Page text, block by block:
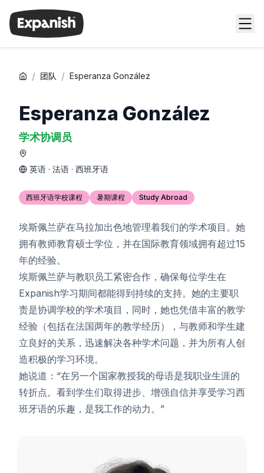
/ 团队 / Esperanza González
Esperanza González
学术协调员
英语 · 法语 · 西班牙语
西班牙语学校课程 暑期课程 Study Abroad
埃斯佩兰萨在马拉加出色地管理着我们的学术项目。她
拥有教师教育硕士学位，并在国际教育领域拥有超过15
年的经验。
埃斯佩兰萨与教职员工紧密合作，确保每位学生在
Expanish学习期间都能得到持续的支持。她的主要职
责是协调学校的学术项目，同时，她也凭借丰富的教学
经验（包括在法国两年的教学经历），与教师和学生建
立良好的关系，迅速解决各种学术问题，并为所有人创
造积极的学习环境。
她说道：“在另一个国家教授我的母语是我职业生涯的
转折点。看到学生们取得进步、增强自信并享受学习西
班牙语的乐趣，是我工作的动力。”